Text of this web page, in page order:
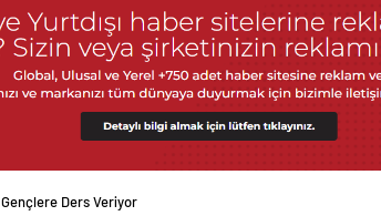
Gençlere Ders Veriyor